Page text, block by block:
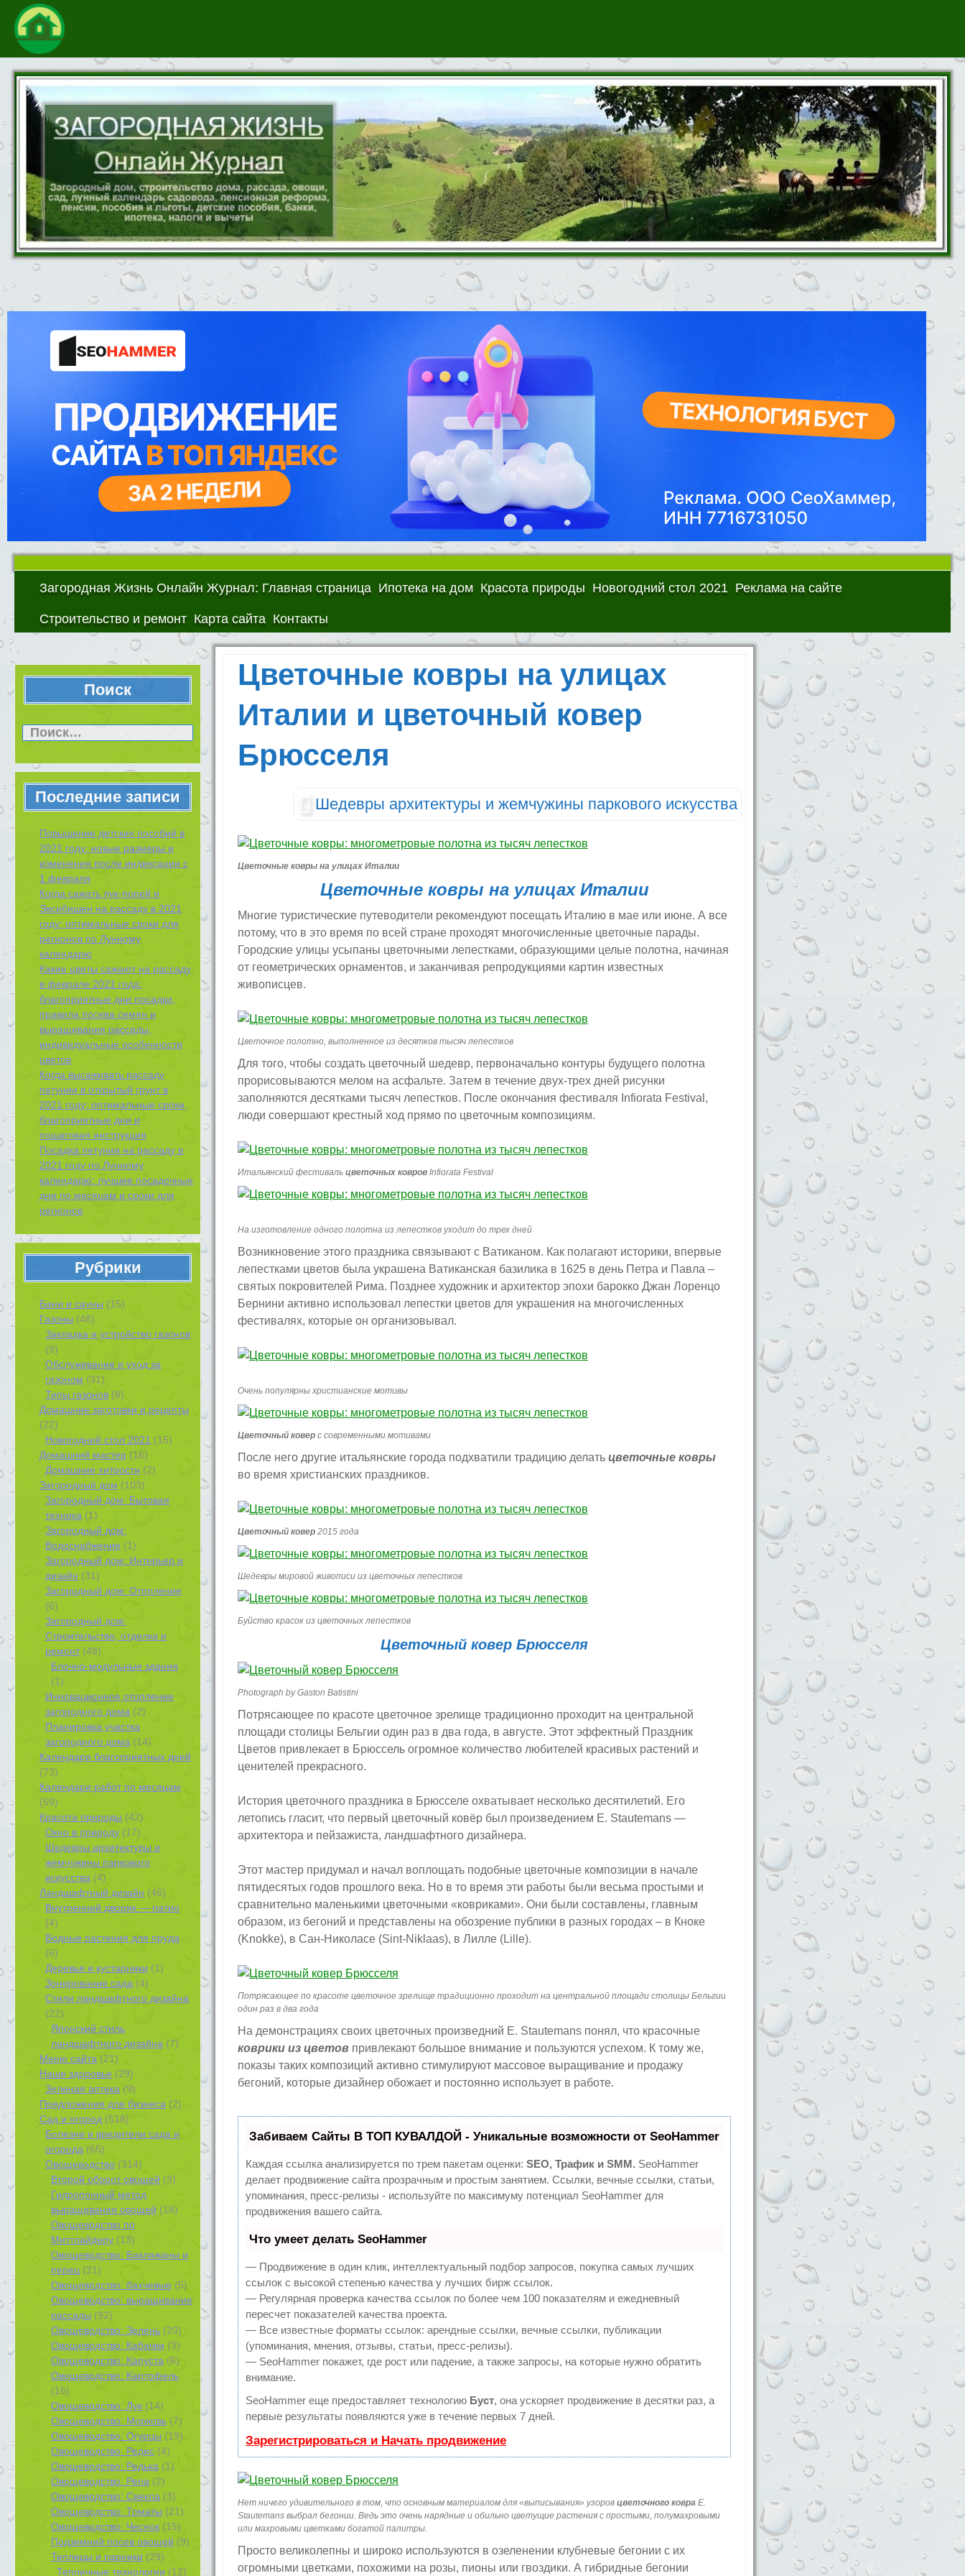
Загородная Жизнь Онлайн Журнал: Главная страница Ипотека на дом Красота природы Новогодний стол 2021 Реклама на сайте
Строительство и ремонт Карта сайта Контакты
Поиск
Последние записи
Повышение детских пособий в
2021 году: новые размеры и
изменения после индексации с
1 февраля
Когда сажать лук-порей и
Эксибишен на рассаду в 2021
году: оптимальные сроки для
регионов по Лунному
календарю
Какие цветы сажают на рассаду
в феврале 2021 года:
благоприятные дни посадки,
правила посева семян и
выращивания рассады,
индивидуальные особенности
цветов
Когда высаживать рассаду
петунии в открытый грунт в
2021 году: оптимальные сроки,
благоприятные дни и
пошаговая инструкция
Посадка петунии на рассаду в
2021 году по Лунному
календарю: лучшие посадочные
дни по месяцам и сроки для
регионов
Рубрики
Бани и сауны (15)
Газоны (48)
Закладка и устройство газонов
(9)
Обслуживание и уход за
газоном (31)
Типы газонов (8)
Домашние заготовки и рецепты
(22)
Новогодний стол 2021 (15)
Домашний мастер (16)
Домашние хитрости (2)
Загородный дом (103)
Загородный дом: Бытовая
техника (1)
Загородный дом:
Водоснабжение (1)
Загородный дом: Интерьер и
дизайн (31)
Загородный дом: Отопление
(6)
Загородный дом:
Строительство, отделка и
ремонт(48)
Блочно-модульные здания
(1)
Инновационное отопление
загородного дома (2)
Планировка участка
загородного дома (14)
Календари благоприятных дней
(73)
Календари работ по месяцам
(59)
Красота природы (42)
Окно в природу (17)
Шедевры архитектуры и
жемчужины паркового
искусства (4)
Ландшафтный дизайн (46)
Внутренний дворик — патио
(4)
Водные растения для пруда
(6)
Деревья и кустарники (1)
Зонирование сада (4)
Стили ландшафтного дизайна
(22)
Японский стиль
ландшафтного дизайна (7)
Меню сайта (21)
Наше здоровье (29)
Зеленая аптека (9)
Предложения для бизнеса (2)
Сад и огород (518)
Болезни и вредители сада и
огорода (65)
Овощеводство (314)
Второй оборот овощей (3)
Гидропонный метод
выращивания овощей (18)
Овощеводство по
Миттлайдеру (13)
Овощеводство: Баклажаны и
перец (21)
Овощеводство: бахчевые (5)
Овощеводство: выращивание
рассады (92)
Овощеводство: Зелень (20)
Овощеводство: Кабачки (3)
Овощеводство: Капуста (6)
Овощеводство: Картофель
(16)
Овощеводство: Лук (14)
Овощеводство: Морковь (7)
Овощеводство: Огурцы (19)
Овощеводство: Редис (4)
Овощеводство: Редька (1)
Овощеводство: Репа (2)
Овощеводство: Свекла (3)
Овощеводство: Томаты (21)
Овощеводство: Чеснок (15)
Подзимний посев овощей (9)
Теплицы и парники (29)
Тепличные технологии (12)
Цветочные ковры на улицах
Италии и цветочный ковер
Брюсселя
Шедевры архитектуры и жемчужины паркового искусства
Цветочные ковры на улицах Италии
Цветочные ковры на улицах Италии
Многие туристические путеводители рекомендуют посещать Италию в мае или июне. А все
потому, что в это время по всей стране проходят многочисленные цветочные парады.
Городские улицы усыпаны цветочными лепестками, образующими целые полотна, начиная
от геометрических орнаментов, и заканчивая репродукциями картин известных
живописцев.
Цветочное полотно, выполненное из десятков тысяч лепестков
Для того, чтобы создать цветочный шедевр, первоначально контуры будущего полотна
прорисовываются мелом на асфальте. Затем в течение двух-трех дней рисунки
заполняются десятками тысяч лепестков. После окончания фестиваля Infiorata Festival,
люди совершают крестный ход прямо по цветочным композициям.
Итальянский фестиваль цветочных ковров Infiorata Festival
На изготовление одного полотна из лепестков уходит до трех дней
Возникновение этого праздника связывают с Ватиканом. Как полагают историки, впервые
лепестками цветов была украшена Ватиканская базилика в 1625 в день Петра и Павла –
святых покровителей Рима. Позднее художник и архитектор эпохи барокко Джан Лоренцо
Бернини активно использовал лепестки цветов для украшения на многочисленных
фестивалях, которые он организовывал.
Очень популярны христианские мотивы
Цветочный ковер с современными мотивами
После него другие итальянские города подхватили традицию делать цветочные ковры
во время христианских праздников.
Цветочный ковер 2015 года
Шедевры мировой живописи из цветочных лепестков
Буйство красок из цветочных лепестков
Цветочный ковер Брюсселя
Photograph by Gaston Batistini
Потрясающее по красоте цветочное зрелище традиционно проходит на центральной
площади столицы Бельгии один раз в два года, в августе. Этот эффектный Праздник
Цветов привлекает в Брюссель огромное количество любителей красивых растений и
ценителей прекрасного.
История цветочного праздника в Брюсселе охватывает несколько десятилетий. Его
летопись гласит, что первый цветочный ковёр был произведением E. Stautemans —
архитектора и пейзажиста, ландшафтного дизайнера.
Этот мастер придумал и начал воплощать подобные цветочные композиции в начале
пятидесятых годов прошлого века. Но в то время эти работы были весьма простыми и
сравнительно маленькими цветочными «ковриками». Они были составлены, главным
образом, из бегоний и представлены на обозрение публики в разных городах – в Кноке
(Knokke), в Сан-Николасе (Sint-Niklaas), в Лилле (Lille).
Потрясающее по красоте цветочное зрелище традиционно проходит на центральной площади столицы Бельгии
один раз в два года
На демонстрациях своих цветочных произведний E. Stautemans понял, что красочные
коврики из цветов привлекают большое внимание и пользуются успехом. К тому же,
показы таких композиций активно стимулируют массовое выращивание и продажу
бегоний, которые дизайнер обожает и постоянно использует в работе.
Забиваем Сайты В ТОП КУВАЛДОЙ - Уникальные возможности от SeoHammer
Каждая ссылка анализируется по трем пакетам оценки: SEO, Трафик и SMM. SeoHammer
делает продвижение сайта прозрачным и простым занятием. Ссылки, вечные ссылки, статьи,
упоминания, пресс-релизы - используйте по максимуму потенциал SeoHammer для
продвижения вашего сайта.
Что умеет делать SeoHammer
— Продвижение в один клик, интеллектуальный подбор запросов, покупка самых лучших
ссылок с высокой степенью качества у лучших бирж ссылок.
— Регулярная проверка качества ссылок по более чем 100 показателям и ежедневный
пересчет показателей качества проекта.
— Все известные форматы ссылок: арендные ссылки, вечные ссылки, публикации
(упоминания, мнения, отзывы, статьи, пресс-релизы).
— SeoHammer покажет, где рост или падение, а также запросы, на которые нужно обратить
внимание.
SeoHammer еще предоставляет технологию Буст, она ускоряет продвижение в десятки раз, а
первые результаты появляются уже в течение первых 7 дней.
Зарегистрироваться и Начать продвижение
Нет ничего удивительного в том, что основным материалом для «выписывания» узоров цветочного ковра E.
Stautemans выбрал бегонии. Ведь это очень нарядные и обильно цветущие растения с простыми, полумахровыми
или махровыми цветками богатой палитры.
Просто великолепны и широко используются в озеленении клубневые бегонии с их
огромными цветками, похожими на розы, пионы или гвоздики. А гибридные бегонии